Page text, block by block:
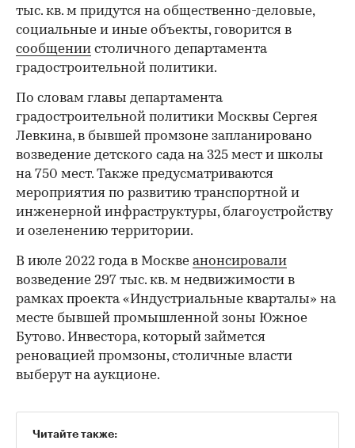
тыс. кв. м придутся на общественно-деловые,
социальные и иные объекты, говорится в
сообщении столичного департамента
градостроительной политики.
По словам главы департамента
градостроительной политики Москвы Сергея
Левкина, в бывшей промзоне запланировано
возведение детского сада на 325 мест и школы
на 750 мест. Также предусматриваются
мероприятия по развитию транспортной и
инженерной инфраструктуры, благоустройству
и озеленению территории.
В июле 2022 года в Москве анонсировали
возведение 297 тыс. кв. м недвижимости в
рамках проекта «Индустриальные кварталы» на
месте бывшей промышленной зоны Южное
Бутово. Инвестора, который займется
реновацией промзоны, столичные власти
выберут на аукционе.
Читайте также: